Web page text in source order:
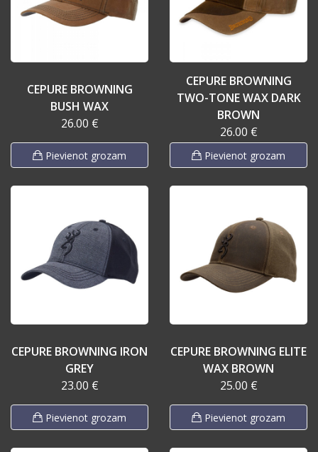
CEPURE BROWNING
BUSH WAX
26.00 €
Pievienot grozam
CEPURE BROWNING
TWO-TONE WAX DARK
BROWN
26.00 €
Pievienot grozam
CEPURE BROWNING IRON
GREY
23.00 €
Pievienot grozam
CEPURE BROWNING ELITE
WAX BROWN
25.00 €
Pievienot grozam